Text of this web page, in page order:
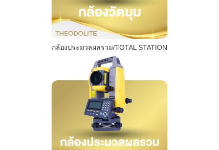
กล้องประมวลผลรวม/TOTAL STATION